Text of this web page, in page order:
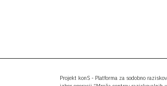
Projekt konS - Platforma za sodobno